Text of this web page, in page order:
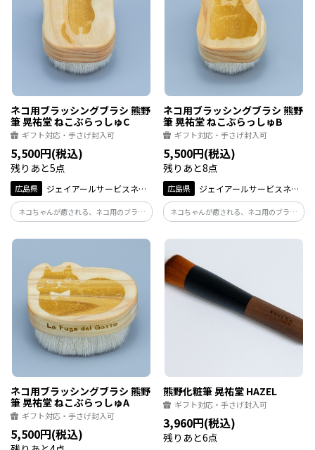
ネコ用ブラッシングブラシ 熊野
筆 晃祐堂 ねこぶらっしゅC
ギフト対応・手さげ封入可
5,500円(税込)
残りあと5点
広島県
ジェイアールサービスネッ
ト広島
ネコちゃんが癒される、ネコ用のブラッ
シングブラシ「ねこぶらっしゅ」です。熊
野筆の技術を応用してできたフワフワの
くブラッシングをしてあげましょう。
ネコ用ブラッシングブラシ 熊野
筆 晃祐堂 ねこぶらっしゅB
ギフト対応・手さげ封入可
5,500円(税込)
残りあと8点
広島県
ジェイアールサービスネッ
ト広島
ネコちゃんが癒される、ネコ用のブラッ
シングブラシ「ねこぶらっしゅ」です。熊
野筆の技術を応用してできたフワフワの
くブラッシングをしてあげましょう。
ネコ用ブラッシングブラシ 熊野
筆 晃祐堂 ねこぶらっしゅA
ギフト対応・手さげ封入可
5,500円(税込)
熊野化粧筆 晃祐堂 HAZEL
ギフト対応・手さげ封入可
3,960円(税込)
残りあと6点